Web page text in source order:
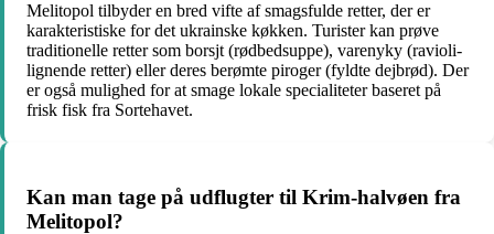
Melitopol tilbyder en bred vifte af smagsfulde retter, der er
karakteristiske for det ukrainske køkken. Turister kan prøve
traditionelle retter som borsjt (rødbedsuppe), varenyky (ravioli-
lignende retter) eller deres berømte piroger (fyldte dejbrød). Der
er også mulighed for at smage lokale specialiteter baseret på
frisk fisk fra Sortehavet.
Kan man tage på udflugter til Krim-halvøen fra
Melitopol?